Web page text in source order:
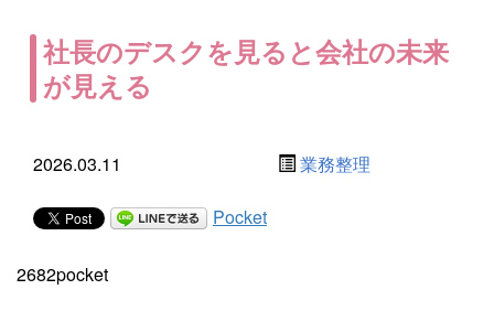
社長のデスクを見ると会社の未来
が見える
2026.03.11 業務整理
Pocket
2682pocket